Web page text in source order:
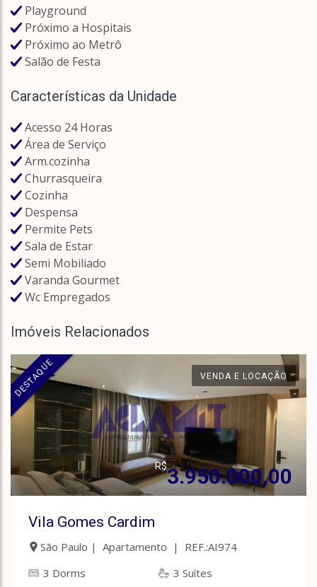
Playground
Próximo a Hospitais
Próximo ao Metrô
Salão de Festa
Características da Unidade
Acesso 24 Horas
Área de Serviço
Arm.cozinha
Churrasqueira
Cozinha
Despensa
Permite Pets
Sala de Estar
Semi Mobiliado
Varanda Gourmet
Wc Empregados
Imóveis Relacionados
DESTAQUE VENDA E LOCAÇÃO
R$3.950.000,00
Vila Gomes Cardim
São Paulo | Apartamento | REF.:AI974
3 Dorms
3 Suítes